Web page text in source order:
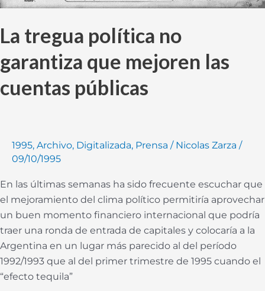
La tregua política no
garantiza que mejoren las
cuentas públicas
1995, Archivo, Digitalizada, Prensa / Nicolas Zarza /
09/10/1995
En las últimas semanas ha sido frecuente escuchar que
el mejoramiento del clima político permitiría aprovechar
un buen momento financiero internacional que podría
traer una ronda de entrada de capitales y colocaría a la
Argentina en un lugar más parecido al del período
1992/1993 que al del primer trimestre de 1995 cuando el
“efecto tequila”